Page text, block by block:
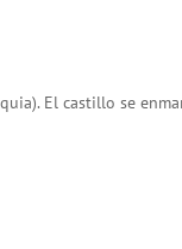
El castillo se